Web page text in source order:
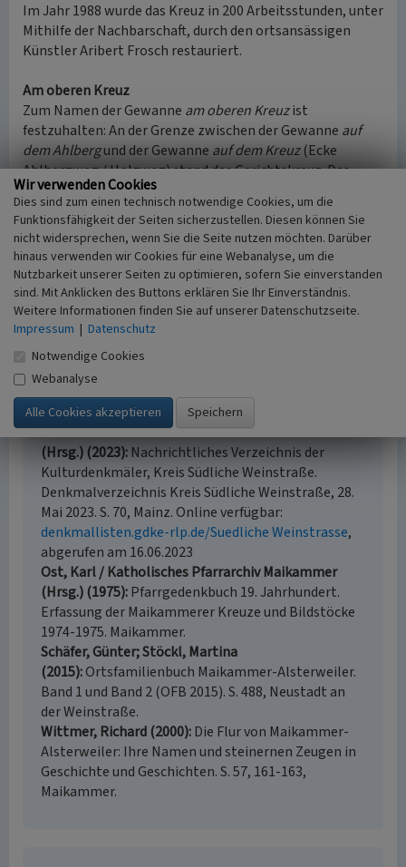
Im Jahr 1988 wurde das Kreuz in 200 Arbeitsstunden, unter
Mithilfe der Nachbarschaft, durch den ortsansässigen
Künstler Aribert Frosch restauriert.
Am oberen Kreuz
Zum Namen der Gewanne am oberen Kreuzist
festzuhalten: An der Grenze zwischen der Gewanne auf
dem Ahlbergund der Gewanne auf dem Kreuz(Ecke
Ahlbergweg / Holzweg) stand das Gerichtskreuz. Das
Kreuz galt als Zeichen der Gerichtsbarkeit und war
Namensgeber für die Gewanneam oberen Kreuz. Das
Kreuz wurde in dieser Gewanne aufgestellt, die heute zu
einem großen Teil bebaut ist.
(Anne-Sophie Holderle, Struktur- und
Genehmigungsdirektion Süd, 2017)
Literatur
Arnold, Hermann (1996) Kruzifixe des 18.
Jahrhunderts in der südlichen Vorderpfalz. Landau.
Generaldirektion Kulturelles Erbe Rheinland-Pfalz
(Hrsg.) (2023) Nachrichtliches Verzeichnis der
Kulturdenkmäler, Kreis Südliche Weinstraße.
Denkmalverzeichnis Kreis Südliche Weinstraße, 28.
Mai 2023. S. 70, Mainz. Online verfügbar:
denkmallisten.gdke-rlp.de/Suedliche Weinstrasse,
abgerufen am 16.06.2023
Ost, Karl / Katholisches Pfarrarchiv Maikammer
(Hrsg.) (1975) Pfarrgedenkbuch 19. Jahrhundert.
Erfassung der Maikammerer Kreuze und Bildstöcke
1974-1975. Maikammer.
Schäfer, Günter; Stöckl, Martina
(2015) Ortsfamilienbuch Maikammer-Alsterweiler.
Band 1 und Band 2 (OFB 2015). S. 488, Neustadt an
der Weinstraße.
Wittmer, Richard (2000) Die Flur von Maikammer-
Alsterweiler: Ihre Namen und steinernen Zeugen in
Geschichte und Geschichten. S. 57, 161-163,
Maikammer.
Wir verwenden Cookies
Dies sind zum einen technisch notwendige Cookies, um die
Funktionsfähigkeit der Seiten sicherzustellen. Diesen können Sie
nicht widersprechen, wenn Sie die Seite nutzen möchten. Darüber
hinaus verwenden wir Cookies für eine Webanalyse, um die
Nutzbarkeit unserer Seiten zu optimieren, sofern Sie einverstanden
sind. Mit Anklicken des Buttons erklären Sie Ihr Einverständnis.
Weitere Informationen finden Sie auf unserer Datenschutzseite.
Impressum | Datenschutz
Notwendige Cookies
Webanalyse